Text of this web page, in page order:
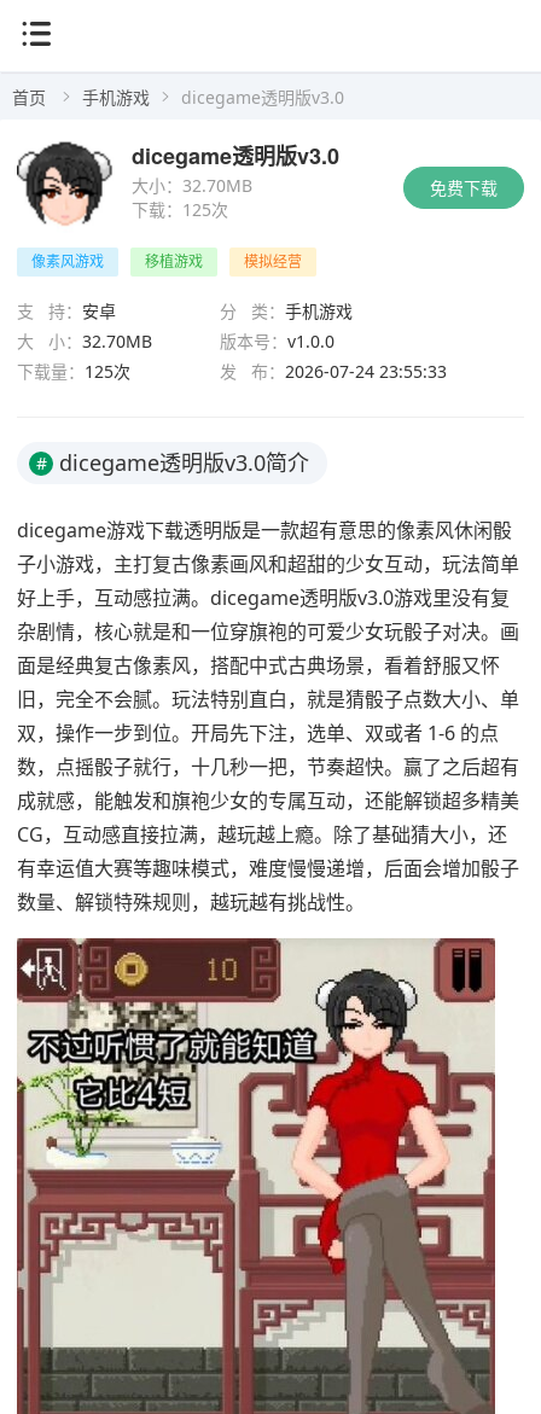
首页 手机游戏 dicegame透明版v3.0
免费下载
大小： 32.70MB
下载： 125次
dicegame透明版v3.0
像素风游戏 移植游戏 模拟经营
支 持： 安卓 分 类： 手机游戏
大 小： 32.70MB 版本号： v1.0.0
下载量： 125次 发 布： 2026-07-24 23:55:33
# dicegame透明版v3.0简介
dicegame游戏下载透明版是一款超有意思的像素风休闲骰
子小游戏，主打复古像素画风和超甜的少女互动，玩法简单
好上手，互动感拉满。dicegame透明版v3.0游戏里没有复
杂剧情，核心就是和一位穿旗袍的可爱少女玩骰子对决。画
面是经典复古像素风，搭配中式古典场景，看着舒服又怀
旧，完全不会腻。玩法特别直白，就是猜骰子点数大小、单
双，操作一步到位。开局先下注，选单、双或者 1-6 的点
数，点摇骰子就行，十几秒一把，节奏超快。赢了之后超有
成就感，能触发和旗袍少女的专属互动，还能解锁超多精美
CG，互动感直接拉满，越玩越上瘾。除了基础猜大小，还
有幸运值大赛等趣味模式，难度慢慢递增，后面会增加骰子
数量、解锁特殊规则，越玩越有挑战性。